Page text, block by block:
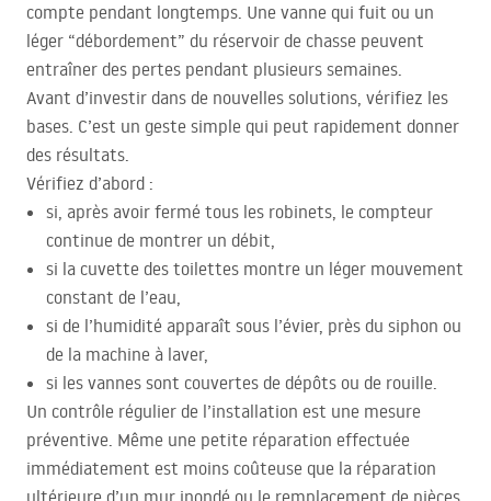
compte pendant longtemps. Une vanne qui fuit ou un
léger “débordement” du réservoir de chasse peuvent
entraîner des pertes pendant plusieurs semaines.
Avant d’investir dans de nouvelles solutions, vérifiez les
bases. C’est un geste simple qui peut rapidement donner
des résultats.
Vérifiez d’abord :
si, après avoir fermé tous les robinets, le compteur
continue de montrer un débit,
si la cuvette des toilettes montre un léger mouvement
constant de l’eau,
si de l’humidité apparaît sous l’évier, près du siphon ou
de la machine à laver,
si les vannes sont couvertes de dépôts ou de rouille.
Un contrôle régulier de l’installation est une mesure
préventive. Même une petite réparation effectuée
immédiatement est moins coûteuse que la réparation